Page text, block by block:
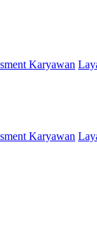
Karyawan
Karyawan